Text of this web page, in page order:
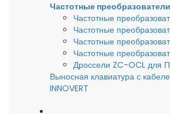
Частотные преобразователи
Частотные
Частотные
Частотные
Частотные
Дроссели ZC-OCL для
Выносная клавиатура с
INNOVERT